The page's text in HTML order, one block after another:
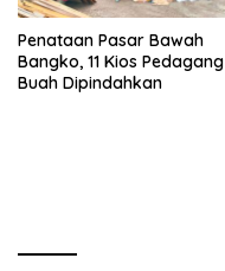
Penataan Pasar Bawah
Bangko, 11 Kios Pedagang
Buah Dipindahkan